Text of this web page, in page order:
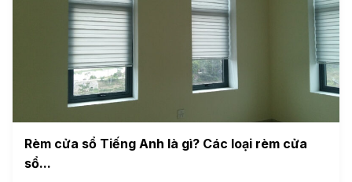
Rèm cửa sổ Tiếng Anh là gì? Các loại rèm cửa
sổ...